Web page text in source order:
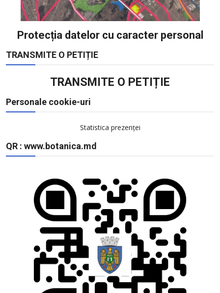
Protecția datelor cu caracter personal
TRANSMITE O PETIȚIE
TRANSMITE O PETIȚIE
Personale cookie-uri
Statistica prezenței
QR : www.botanica.md